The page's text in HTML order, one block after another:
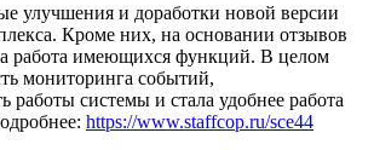
улучшения и доработки новой версии
Кроме них, на основании отзывов
работа имеющихся функций. В целом
мониторинга событий,
работы системы и стала удобнее работа
https://www.staffcop.ru/sce44